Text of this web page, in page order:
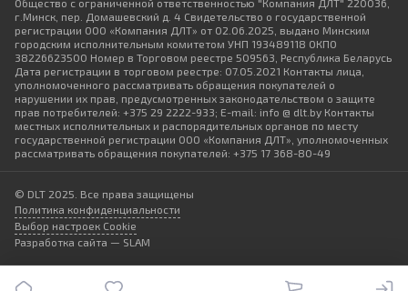
Общество с ограниченной ответственностью "Компания ДЛТ" 220036,
г.Минск, пер. Домашевский д. 4 Свидетельство о государственной
регистрации ООО «Компания ДЛТ» от 02.06.2025, выдано Минским
городским исполнительным комитетом УНП 193489118 ОКПО
38226623500 Номер в Торговом реестре 509563, Республика Беларусь
Дата регистрации в торговом реестре: 07.05.2021 Контакты лица,
уполномоченного рассматривать обращения покупателей о
нарушении их прав, предусмотренных законодательством о защите
прав потребителей: +375 29 2222-933; E-mail: info @ dlt.by Контакты
местных исполнительных и распорядительных органов по месту
государственной регистрации ООО «Компания ДЛТ», уполномоченных
рассматривать обращения покупателей: +375 17 368-80-49
© DLT 2025. Все права защищены
Политика конфиденциальности
Выбор настроек Cookie
Разработка сайта — SLAM